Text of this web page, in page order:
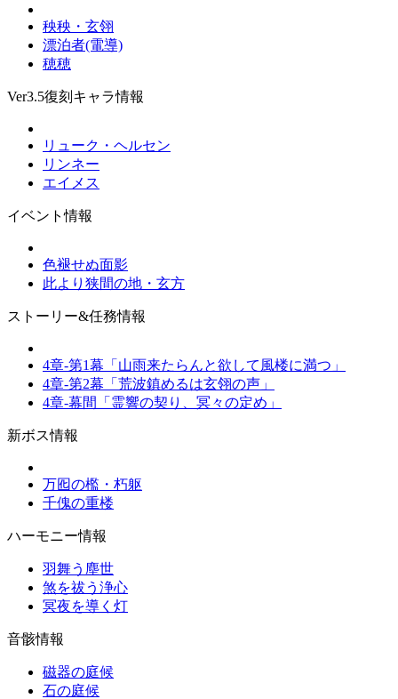
秧秧・玄翎
漂泊者(電導)
穂穂
Ver3.5復刻キャラ情報
リューク・ヘルセン
リンネー
エイメス
イベント情報
色褪せぬ面影
此より狭間の地・玄方
ストーリー&任務情報
4章-第1幕「山雨来たらんと欲して風楼に満つ」
4章-第2幕「荒波鎮めるは玄翎の声」
4章-幕間「霊響の契り、冥々の定め」
新ボス情報
万囮の檻・朽躯
千傀の重楼
ハーモニー情報
羽舞う塵世
煞を祓う浄心
冥夜を導く灯
音骸情報
磁器の庭候
石の庭候